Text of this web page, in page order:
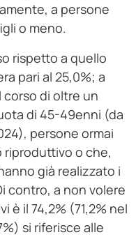
a persone
o meno.
rispetto a quello
pari al 25,0%; a
di oltre un
di 45-49enni (da
persone ormai
riproduttivo o che,
già realizzato i
contro, a non volere
è il 74,2% (71,2% nel
si riferisce alle